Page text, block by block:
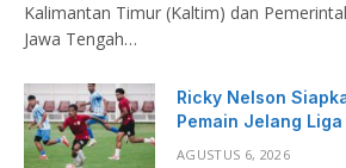
Kalimantan Timur (Kaltim) dan
Jawa Tengah…
Ricky Nelson
Pemain Jelang
AGUSTUS 6, 2026